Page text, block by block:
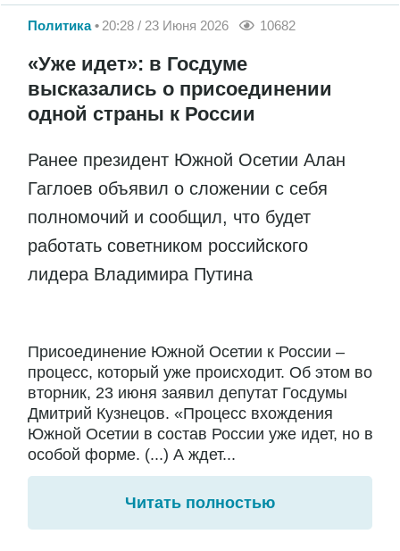
Политика 20:28 / 23 Июня 2026 10682
«Уже идет»: в Госдуме
высказались о присоединении
одной страны к России
Ранее президент Южной Осетии Алан
Гаглоев объявил о сложении с себя
полномочий и сообщил, что будет
работать советником российского
лидера Владимира Путина
Присоединение Южной Осетии к России –
процесс, который уже происходит. Об этом во
вторник, 23 июня заявил депутат Госдумы
Дмитрий Кузнецов. «Процесс вхождения
Южной Осетии в состав России уже идет, но в
особой форме. (...) А ждет...
Читать полностью